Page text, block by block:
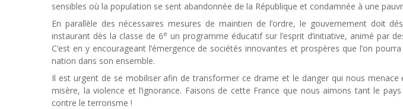
sensibles où la population se sent abandonnée de la République et condamnée à une
En parallèle des nécessaires mesures de maintien de l’ordre, le gouvernement doit
instaurant dès la classe de 6e un programme éducatif sur l’esprit d’initiative, animé par
C’est en y encourageant l’émergence de sociétés innovantes et prospères que l’on
nation dans son ensemble.
Il est urgent de se mobiliser afin de transformer ce drame et le danger qui nous
misère, la violence et l’ignorance. Faisons de cette France que nous aimons tant le
contre le terrorisme !